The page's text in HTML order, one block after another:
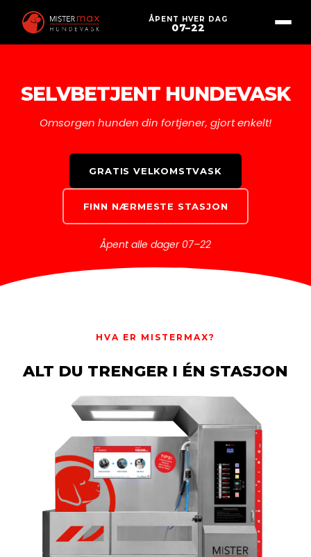
ÅPENT HVER DAG
07–22
SELVBETJENT HUNDEVASK
Omsorgen hunden din fortjener, gjort enkelt!
GRATIS VELKOMSTVASK
FINN NÆRMESTE STASJON
Åpent alle dager 07–22
HVA ER MISTERMAX?
ALT DU TRENGER I ÉN STASJON